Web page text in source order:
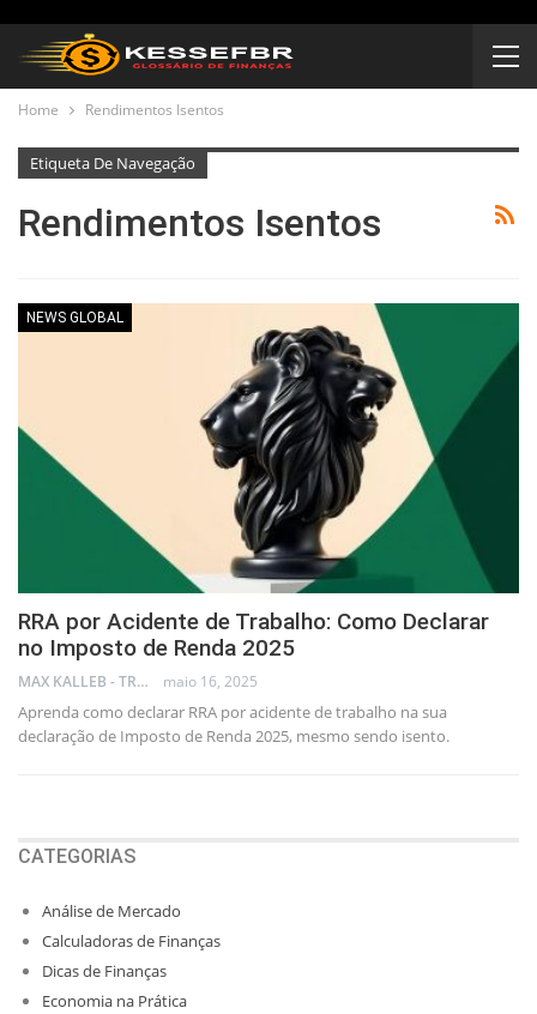
Home Rendimentos Isentos
Etiqueta De Navegação
Rendimentos Isentos
NEWS GLOBAL
RRA por Acidente de Trabalho: Como Declarar
no Imposto de Renda 2025
MAX KALLEB - TRADER maio 16, 2025
Aprenda como declarar RRA por acidente de trabalho na sua
declaração de Imposto de Renda 2025, mesmo sendo isento.
CATEGORIAS
Análise de Mercado
Calculadoras de Finanças
Dicas de Finanças
Economia na Prática